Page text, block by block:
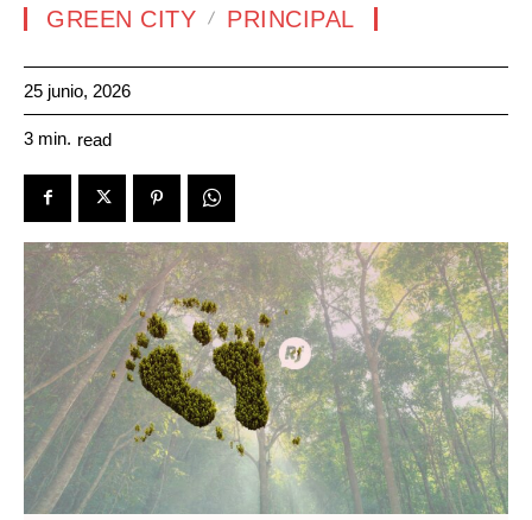
GREEN CITY PRINCIPAL
25 junio, 2026
3 min. read